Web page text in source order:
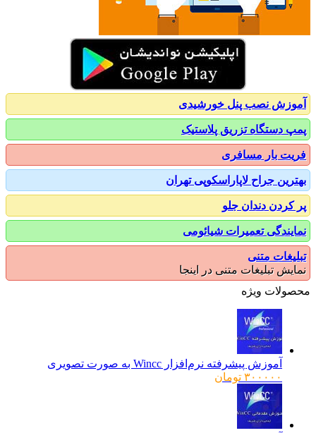
نصب پنل خورشیدی
دستگاه تزریق پلاستیک
بار مسافری
جراح لاپاراسکوپی تهران
دندان جلو
تعمیرات شیائومی
متنی
تبلیغات متنی در اینجا
ویژه
آموزش پیشرفته نرم‌افزار Wincc به صورت تصویری
۳۰۰۰۰۰ تومان